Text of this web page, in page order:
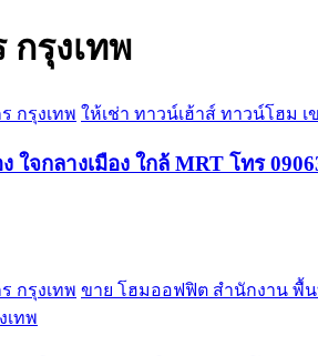
กรุงเทพ
กรุงเทพ ให้เช่า ทาวน์เฮ้าส์ ทาวน์โฮม เ
จกลางเมือง ใกล้ MRT โทร
กรุงเทพ ขาย โฮมออฟฟิต สำนักงาน พื้น
เทพ